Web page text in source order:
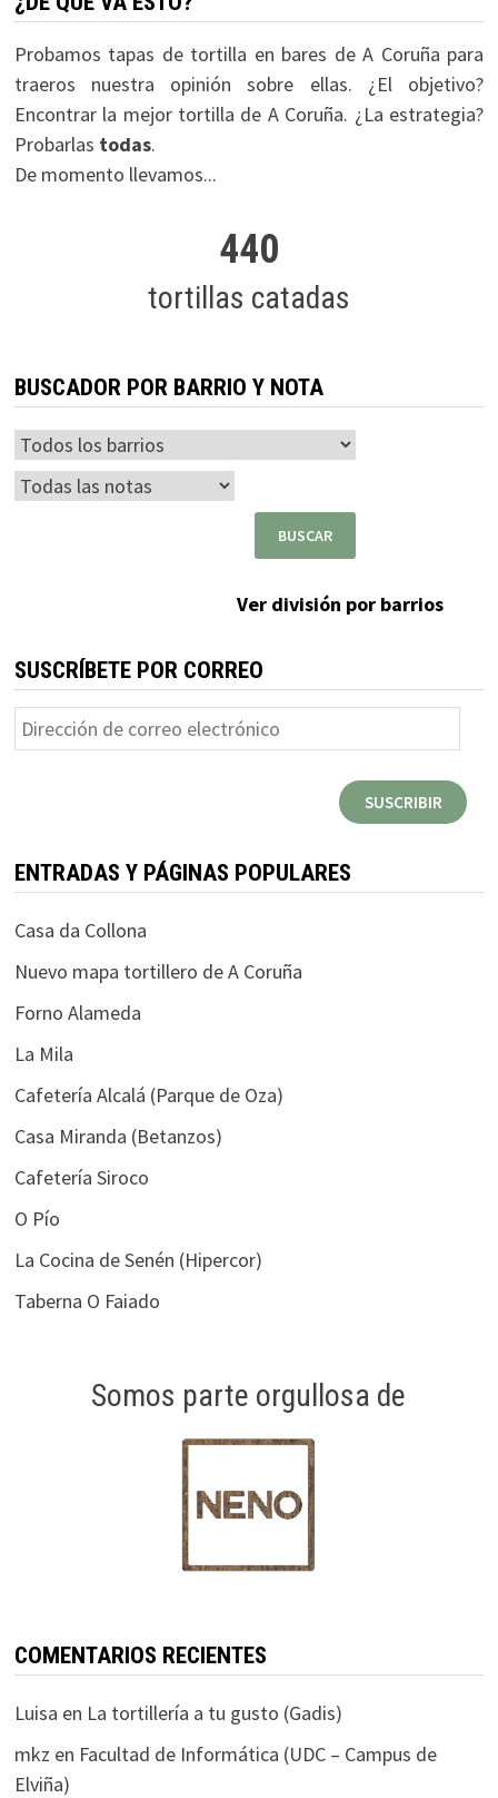
Probamos tapas de tortilla en bares de A Coruña para
traeros nuestra opinión sobre ellas. ¿El objetivo?
Encontrar la mejor tortilla de A Coruña. ¿La estrategia?
Probarlas todas.
De momento llevamos...
440
tortillas catadas
BUSCADOR POR BARRIO Y NOTA
Ver división por barrios
SUSCRÍBETE POR CORREO
Dirección
de
SUSCRIBIR
ENTRADAS Y PÁGINAS POPULARES
Casa da Collona
Nuevo mapa tortillero de A Coruña
Forno Alameda
La Mila
Cafetería Alcalá (Parque de Oza)
Casa Miranda (Betanzos)
Cafetería Siroco
O Pío
La Cocina de Senén (Hipercor)
Taberna O Faiado
Somos parte orgullosa de
COMENTARIOS RECIENTES
Luisa en La tortillería a tu gusto (Gadis)
mkz en Facultad de Informática (UDC – Campus de
Elviña)